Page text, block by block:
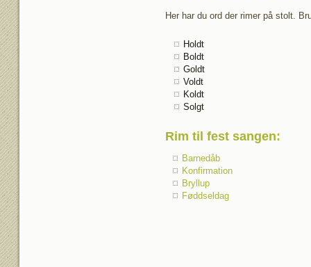
Her har du ord der rimer på stolt.
Holdt
Boldt
Goldt
Voldt
Koldt
Solgt
Rim til fest sangen:
Barnedåb
Konfirmation
Bryllup
Føddseldag